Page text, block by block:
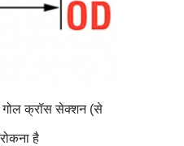
क्रॉस सेक्शन (से
है